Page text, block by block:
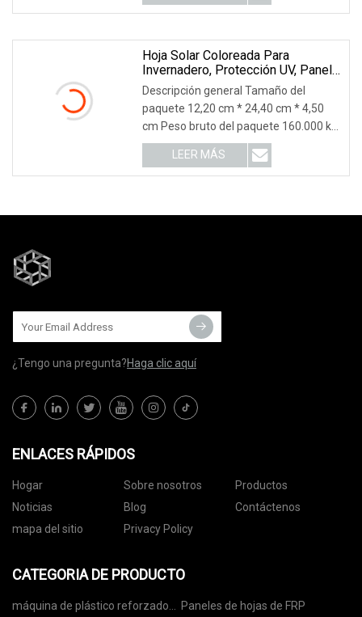
Hoja Solar Coloreada Para
Invernadero, Protección UV, Panel
De Techo De Plástico, Hoja Hueca
De PC
Descripción general Tamaño del
paquete 12,20 cm * 24,40 cm * 4,50
cm Peso bruto del paquete 160.000 kg
Descripción del p
LEER MÁS
¿Tengo una pregunta?Haga clic aquí
ENLACES RÁPIDOS
Hogar Sobre nosotros
Productos
Noticias
Blog
Contáctenos
mapa del sitio
Privacy Policy
CATEGORIA DE PRODUCTO
máquina de plástico reforzado
Paneles de hojas de FRP